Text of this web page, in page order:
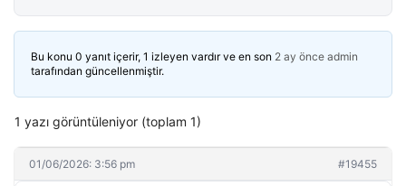
Bu konu 0 yanıt içerir, 1 izleyen vardır ve en son 2 ay önce admin
tarafından güncellenmiştir.
1 yazı görüntüleniyor (toplam 1)
01/06/2026: 3:56 pm #19455